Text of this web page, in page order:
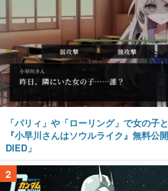
「パリィ」や「ローリング」で女の子
『小早川さんはソウルライク』無料公
DIED」
2